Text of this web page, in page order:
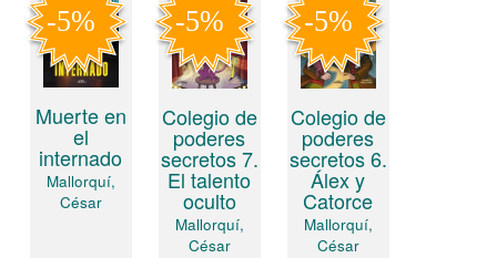
Muerte en
el
internado
Mallorquí,
César
Colegio de
poderes
secretos 7.
El talento
oculto
Mallorquí,
César
Colegio de
poderes
secretos 6.
Álex y
Catorce
Mallorquí,
César